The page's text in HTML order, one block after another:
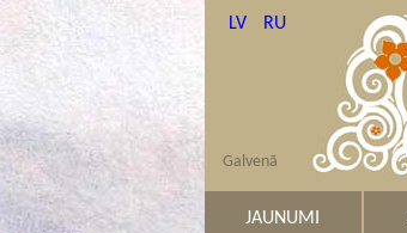
LV RU
Galvenā
JAUNUMI